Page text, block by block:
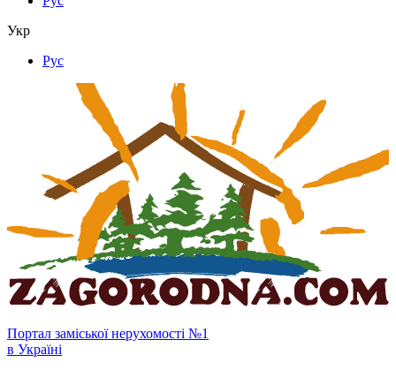
Укр
Рус
Портал заміської нерухомості №1
в Україні